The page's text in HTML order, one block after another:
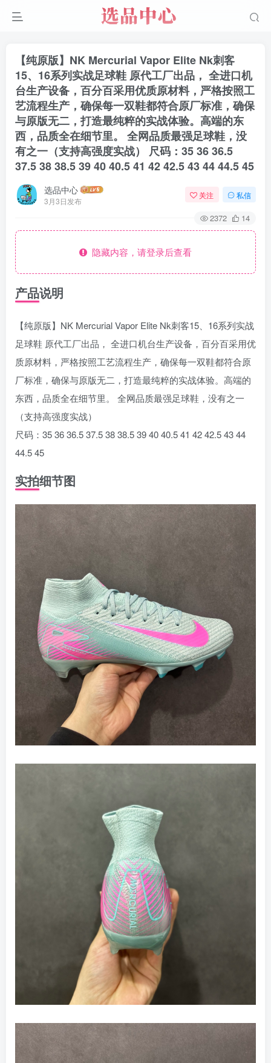
【纯原版】NK Mercurial Vapor Elite Nk刺客
15、16系列实战足球鞋 原代工厂出品， 全进口机
台生产设备，百分百采用优质原材料，严格按照工
艺流程生产，确保每一双鞋都符合原厂标准，确保
与原版无二，打造最纯粹的实战体验。高端的东
西，品质全在细节里。 全网品质最强足球鞋，没
有之一（支持高强度实战） 尺码：35 36 36.5
37.5 38 38.5 39 40 40.5 41 42 42.5 43 44 44.5 45
选品中心
3月3日发布
关注 私信
2372 14
隐藏内容，请登录后查看
产品说明
【纯原版】NK Mercurial Vapor Elite Nk刺客15、16系列实战
足球鞋 原代工厂出品， 全进口机台生产设备，百分百采用优
质原材料，严格按照工艺流程生产，确保每一双鞋都符合原
厂标准，确保与原版无二，打造最纯粹的实战体验。高端的
东西，品质全在细节里。 全网品质最强足球鞋，没有之一
（支持高强度实战）
尺码：35 36 36.5 37.5 38 38.5 39 40 40.5 41 42 42.5 43 44
44.5 45
实拍细节图